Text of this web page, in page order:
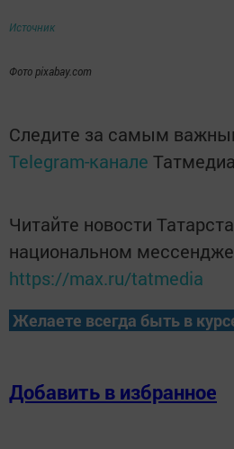
Источник
Фото pixabay.com
Следите за самым
Telegram-канале Татмедиа
Читайте новости
национальном
https://max.ru/tatmedia
Желаете всегда быть в
Добавить в избранное